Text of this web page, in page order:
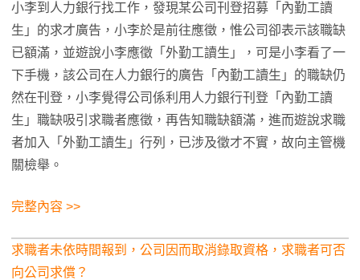
小李到人力銀行找工作，發現某公司刊登招募「內勤工讀
生」的求才廣告，小李於是前往應徵，惟公司卻表示該職缺
已額滿，並遊說小李應徵「外勤工讀生」，可是小李看了一
下手機，該公司在人力銀行的廣告「內勤工讀生」的職缺仍
然在刊登，小李覺得公司係利用人力銀行刊登「內勤工讀
生」職缺吸引求職者應徵，再告知職缺額滿，進而遊說求職
者加入「外勤工讀生」行列，已涉及徵才不實，故向主管機
關檢舉。
完整內容 >>
求職者未依時間報到，公司因而取消錄取資格，求職者可否
向公司求償？